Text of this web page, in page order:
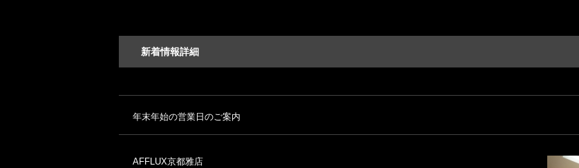
新着情報詳細
年末年始の営業日のご案内
AFFLUX京都雅店